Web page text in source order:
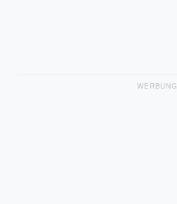
WERBUNG